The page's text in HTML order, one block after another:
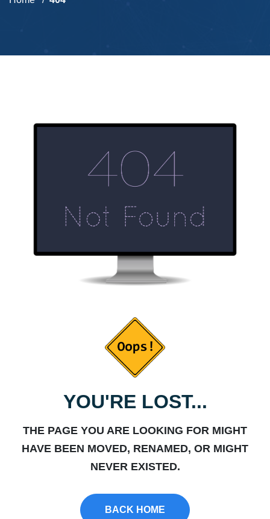
YOU'RE LOST...
THE PAGE YOU ARE LOOKING FOR MIGHT
HAVE BEEN MOVED, RENAMED, OR MIGHT
NEVER EXISTED.
BACK HOME